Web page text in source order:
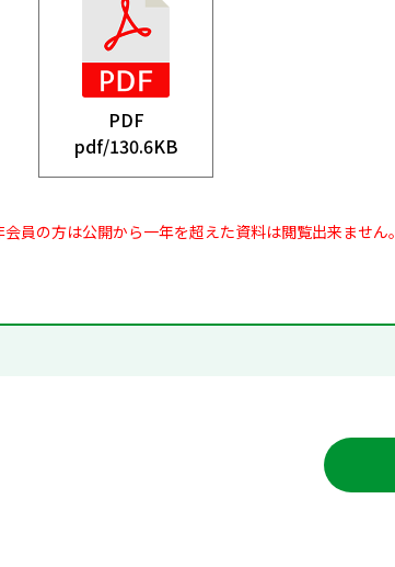
PDF
pdf/130.6KB
会員の方は公開から一年を超えた資料は閲覧出来ません。